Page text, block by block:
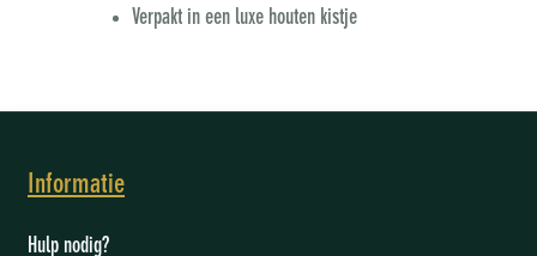
Verpakt in een luxe houten kistje
Informatie
Hulp nodig?